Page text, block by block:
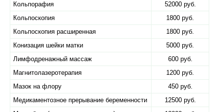
Кольпорафия
52000 руб.
Кольпоскопия
1800 руб.
Кольпоскопия расширенная
1800 руб.
Конизация шейки матки
5000 руб.
Лимфодренажный массаж
600 руб.
Магнитолазеротерапия
1200 руб.
Мазок на флору
450 руб.
Медикаментозное прерывание беременности
12500 руб.